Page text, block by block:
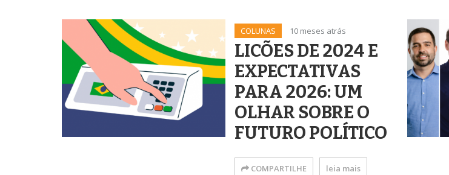
COLUNAS 10 meses atrás
LICÕES DE 2024 E
EXPECTATIVAS
PARA 2026: UM
OLHAR SOBRE O
FUTURO POLÍTICO
COMPARTILHE leia mais